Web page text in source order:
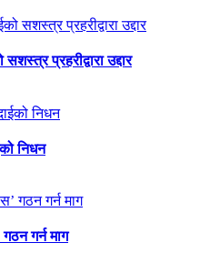
प्रहरीद्वारा उद्दार
निधन
गर्न माग